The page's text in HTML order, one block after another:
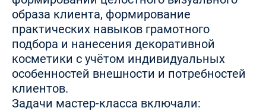
образа клиента, формирование
практических навыков грамотного
подбора и нанесения декоративной
косметики с учётом индивидуальных
особенностей внешности и потребностей
клиентов.
Задачи мастер-класса включали: